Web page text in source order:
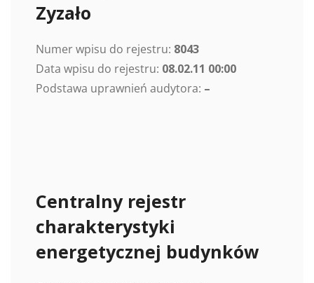
Zyzało
Numer wpisu do rejestru: 8043
Data wpisu do rejestru: 08.02.11 00:00
Podstawa uprawnień audytora: –
Centralny rejestr
charakterystyki
energetycznej budynków